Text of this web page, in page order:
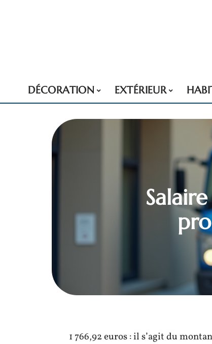
DÉCORATION EXTÉRIEUR
1 766,92 euros : il s’agit du